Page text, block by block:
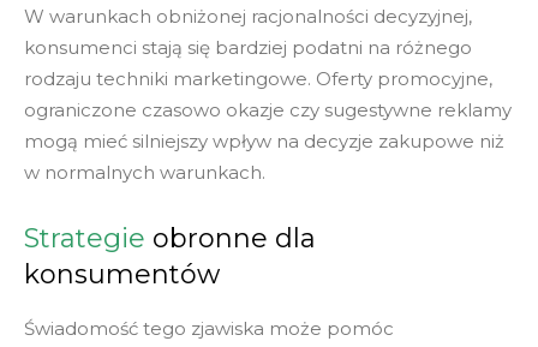
W warunkach obniżonej racjonalności decyzyjnej,
konsumenci stają się bardziej podatni na różnego
rodzaju techniki marketingowe. Oferty promocyjne,
ograniczone czasowo okazje czy sugestywne reklamy
mogą mieć silniejszy wpływ na decyzje zakupowe niż
w normalnych warunkach.
Strategie obronne dla
konsumentów
Świadomość tego zjawiska może pomóc